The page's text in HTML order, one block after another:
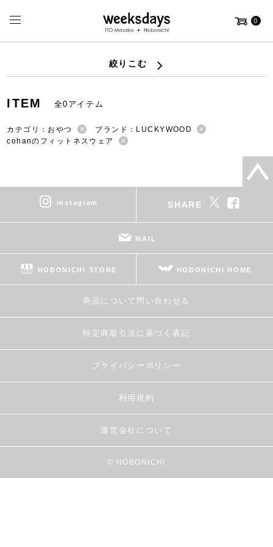
0
絞りこむ
ITEM 全0アイテム
カテゴリ：おやつ
ブランド：LUCKYWOOD
cohanのフィットネスウェア
instagram SHARE
MAIL
HOBONICHI STORE HOBONICHI HOME
商品について問い合わせる
特定商取引法に基づく表記
プライバシーポリシー
利用規約
運営会社について
© HOBONICHI